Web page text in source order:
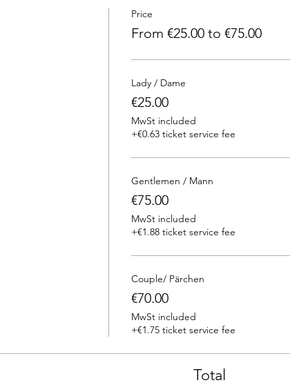
Price
From €25.00 to €75.00
Lady / Dame
€25.00
MwSt included
+€0.63 ticket service fee
Gentlemen / Mann
€75.00
MwSt included
+€1.88 ticket service fee
Couple/ Pärchen
€70.00
MwSt included
+€1.75 ticket service fee
Total